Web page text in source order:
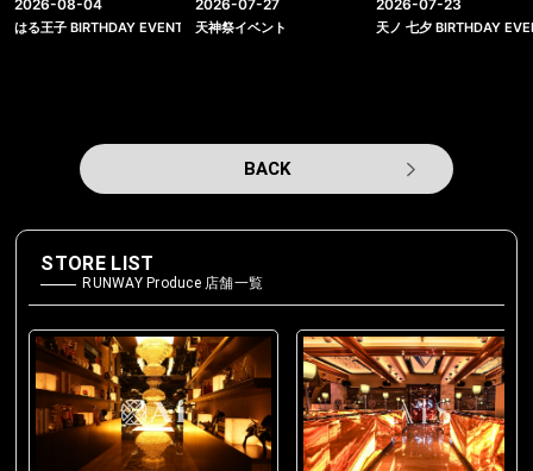
2026-08-04
はる王子 BIRTHDAY EVENT
2026-07-27
天神祭イベント
2026-07-23
天ノ 七夕 BIRTHDAY
BACK
STORE LIST
RUNWAY Produce 店舗一覧